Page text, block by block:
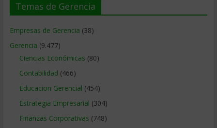
Temas de Gerencia
Empresas de Gerencia (38)
Gerencia (9.477)
Ciencias Económicas (80)
Contabilidad (466)
Educacion Gerencial (454)
Estrategia Empresarial (304)
Finanzas Corporativas (748)